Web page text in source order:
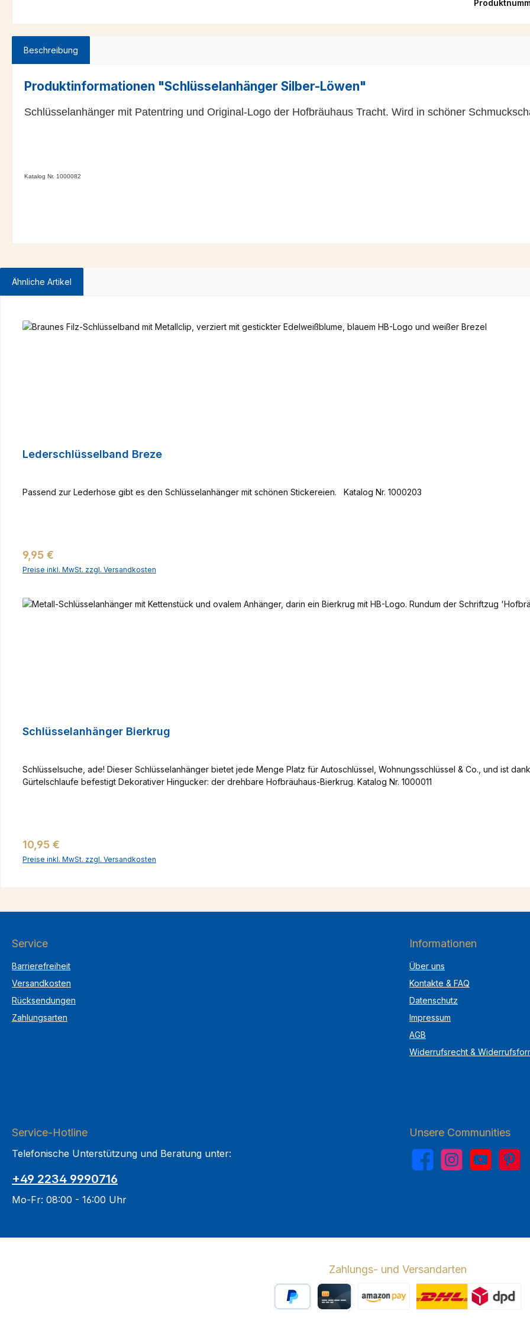
Beschreibung
Produktinformationen "Schlüsselanhänger Silber-Löwen"
Schlüsselanhänger mit Patentring und Original-Logo der Hofbräuhaus Tracht. Wird in schöner
Katalog Nr. 1000082
Ähnliche Artikel
Lederschlüsselband Breze
Passend zur Lederhose gibt es den Schlüsselanhänger mit schönen Stickereien. Katalog Nr. 1000203
Regulärer Preis:
9,95 €
Preise inkl. MwSt. zzgl. Versandkosten
Schlüsselanhänger Bierkrug
Schlüsselsuche, ade! Dieser Schlüsselanhänger bietet jede Menge Platz für Autoschlüssel, Wohnungsschlüssel & Co., und ist
Gürtelschlaufe befestigt Dekorativer Hingucker: der drehbare Hofbräuhaus-Bierkrug. Katalog Nr. 1000011
Regulärer Preis:
10,95 €
Preise inkl. MwSt. zzgl. Versandkosten
Service
Barrierefreiheit
Versandkosten
Rücksendungen
Zahlungsarten
Informationen
Über uns
Kontakte & FAQ
Datenschutz
Impressum
AGB
Widerrufsrecht &
Service-Hotline
Telefonische Unterstützung und Beratung unter:
+49 2234 9990716
Mo-Fr: 08:00 - 16:00 Uhr
Unsere Communities
FacebookInstagramYouTubePinterest
Zahlungs- und Versandarten